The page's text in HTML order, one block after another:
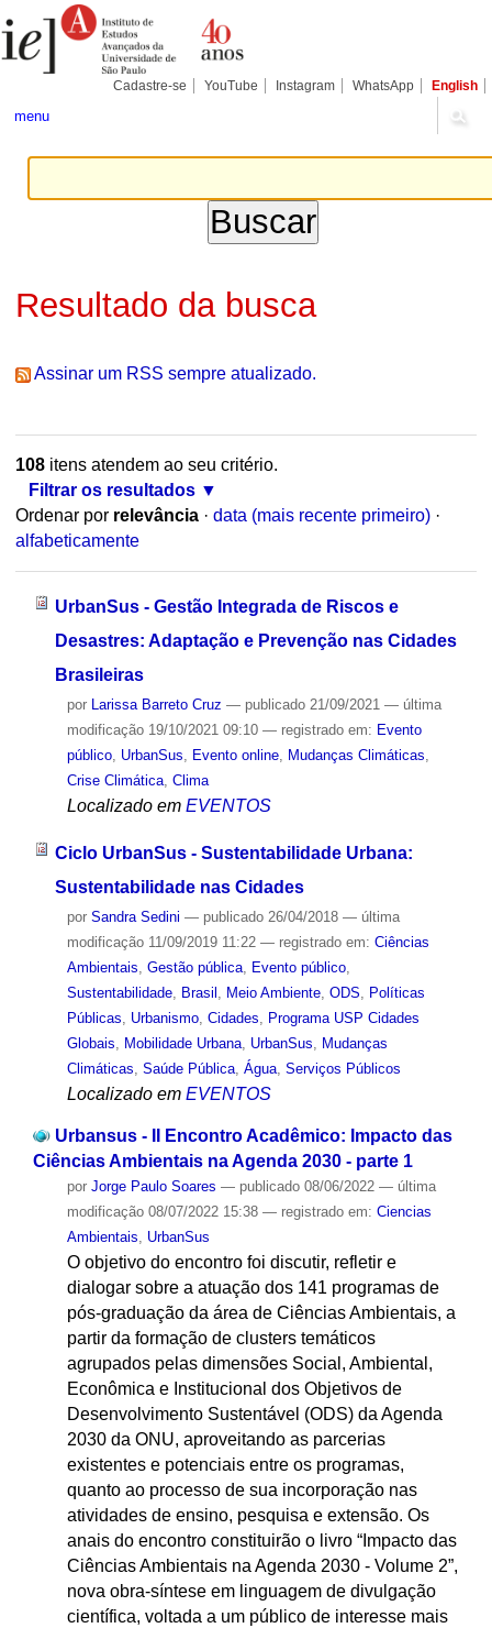
para
conteúdo.
Pessoais
Cadastre-se YouTube Instagram WhatsApp English
menu
Resultado da busca
Assinar um RSS sempre atualizado.
108itens atendem ao seu critério.
Filtrar os resultados
Ordenar por relevância · data (mais recente primeiro) ·
alfabeticamente
UrbanSus - Gestão Integrada de Riscos e
Desastres: Adaptação e Prevenção nas Cidades
Brasileiras
por Larissa Barreto Cruz — publicado21/09/2021 — última
modificação19/10/2021 09:10 — registrado em: Evento
público, UrbanSus Evento online, Mudanças Climáticas
Crise Climática, Clima
Localizado em EVENTOS
Ciclo UrbanSus - Sustentabilidade Urbana:
Sustentabilidade nas Cidades
por Sandra Sedini — publicado26/04/2018 — última
modificação11/09/2019 11:22 — registrado em: Ciências
Ambientais Gestão pública, Evento público,
Sustentabilidade, Brasil Meio Ambiente, ODS
Políticas
Públicas
Urbanismo, Cidades
Programa USP Cidades
Globais
Mobilidade Urbana, UrbanSus
Mudanças
Climáticas Saúde Pública, Água, Serviços Públicos
Localizado em EVENTOS
Urbansus - II Encontro Acadêmico: Impacto das
Ciências Ambientais na Agenda 2030 - parte 1
por Jorge Paulo Soares — publicado08/06/2022 — última
modificação08/07/2022 15:38 — registrado em: Ciencias
Ambientais, UrbanSus
O objetivo do encontro foi discutir, refletir e
dialogar sobre a atuação dos 141 programas de
pós-graduação da área de Ciências Ambientais, a
partir da formação de clusters temáticos
agrupados pelas dimensões Social, Ambiental,
Econômica e Institucional dos Objetivos de
Desenvolvimento Sustentável (ODS) da Agenda
2030 da ONU, aproveitando as parcerias
existentes e potenciais entre os programas,
quanto ao processo de sua incorporação nas
atividades de ensino, pesquisa e extensão. Os
anais do encontro constituirão o livro “Impacto das
Ciências Ambientais na Agenda 2030 - Volume 2”,
nova obra-síntese em linguagem de divulgação
científica, voltada a um público de interesse mais